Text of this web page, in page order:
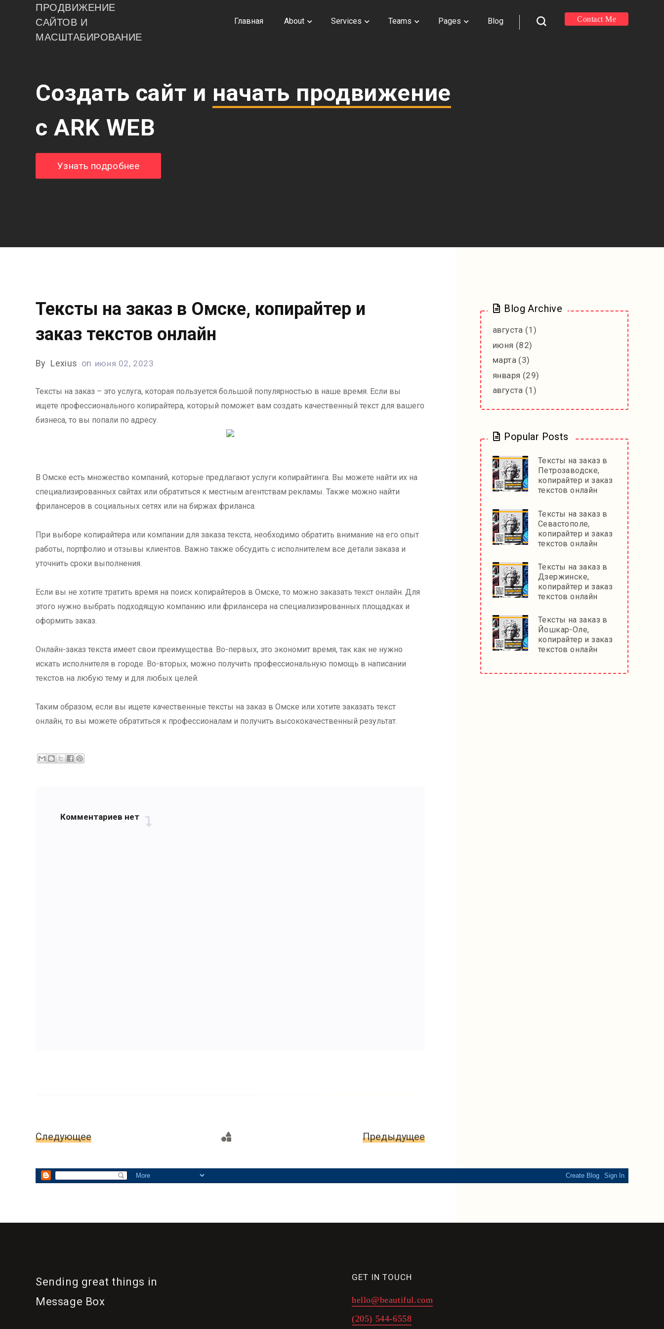
ПРОДВИЖЕНИЕ
САЙТОВ И
МАСШТАБИРОВАНИЕ
Contact Me
Главная About Services Teams Pages Blog
Создать сайт и начать продвижение
с ARK WEB
Узнать подробнее
Тексты на заказ в Омске, копирайтер и
заказ текстов онлайн
By Lexius on июня 02, 2023
Тексты на заказ – это услуга, которая пользуется большой популярностью в наше время. Если вы
ищете профессионального копирайтера, который поможет вам создать качественный текст для вашего
бизнеса, то вы попали по адресу.
В Омске есть множество компаний, которые предлагают услуги копирайтинга. Вы можете найти их на
специализированных сайтах или обратиться к местным агентствам рекламы. Также можно найти
фрилансеров в социальных сетях или на биржах фриланса.
При выборе копирайтера или компании для заказа текста, необходимо обратить внимание на его опыт
работы, портфолио и отзывы клиентов. Важно также обсудить с исполнителем все детали заказа и
уточнить сроки выполнения.
Если вы не хотите тратить время на поиск копирайтеров в Омске, то можно заказать текст онлайн. Для
этого нужно выбрать подходящую компанию или фрилансера на специализированных площадках и
оформить заказ.
Онлайн-заказ текста имеет свои преимущества. Во-первых, это экономит время, так как не нужно
искать исполнителя в городе. Во-вторых, можно получить профессиональную помощь в написании
текстов на любую тему и для любых целей.
Таким образом, если вы ищете качественные тексты на заказ в Омске или хотите заказать текст
онлайн, то вы можете обратиться к профессионалам и получить высококачественный результат.
Комментариев нет
Следующее Предыдущее
Главная страница
Blog Archive
августа (1)
июня (82)
марта (3)
января (29)
августа (1)
Popular Posts
Тексты на заказ в
Петрозаводске,
копирайтер и заказ
текстов онлайн
Тексты на заказ в
Севастополе,
копирайтер и заказ
текстов онлайн
Тексты на заказ в
Дзержинске,
копирайтер и заказ
текстов онлайн
Тексты на заказ в
Йошкар-Оле,
копирайтер и заказ
текстов онлайн
Sending great things in
Message Box
GET IN TOUCH
hello@beautiful.com
(205) 544-6558